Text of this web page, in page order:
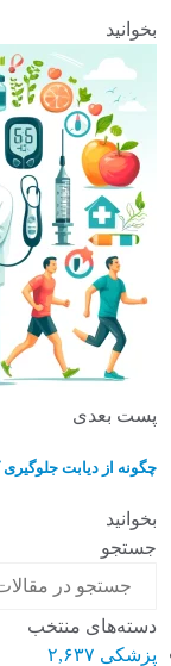
بخوانید
پست بعدی
چگونه از دیابت
بخوانید
جستجو
دسته‌های منتخب
پزشکی ۲,۶۳۷